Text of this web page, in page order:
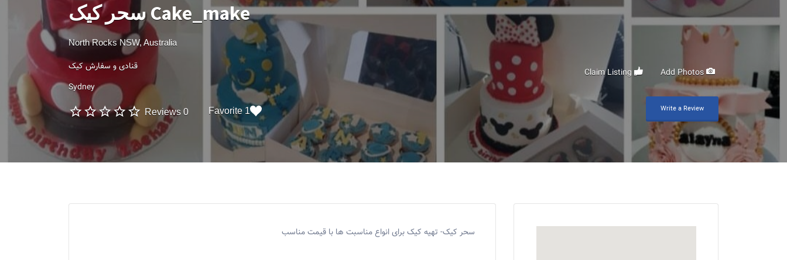
سحر کیک Cake_make
North Rocks NSW, Australia
قنادی و سفارش کیک
Sydney
0 Reviews 1 Favorite Write a Review
سحر کیک- تهیه کیک برای انواع مناسبت ها با قیمت مناسب